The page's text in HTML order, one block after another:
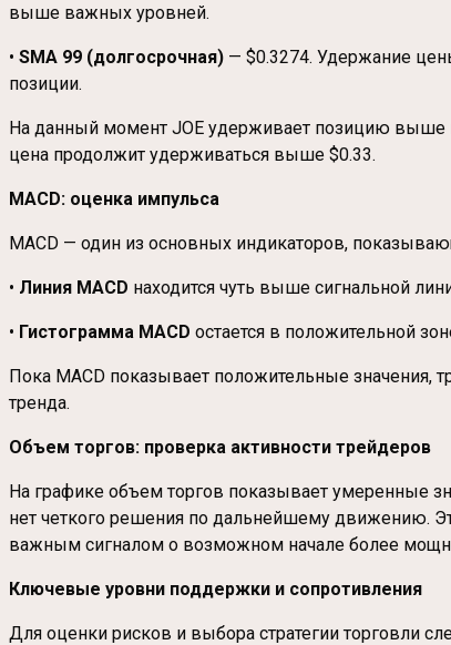
выше важных уровней.
• SMA 99 (долгосрочная) — $0.3274. Удержание
позиции.
На данный момент JOE удерживает позицию выше
цена продолжит удерживаться выше $0.33.
MACD: оценка импульса
MACD — один из основных индикаторов,
• Линия MACD находится чуть выше сигнальной
• Гистограмма MACD остается в положительной
Пока MACD показывает положительные значения,
тренда.
Объем торгов: проверка активности трейдеров
На графике объем торгов показывает умеренные
нет четкого решения по дальнейшему движению.
важным сигналом о возможном начале более
Ключевые уровни поддержки и сопротивления
Для оценки рисков и выбора стратегии торговли